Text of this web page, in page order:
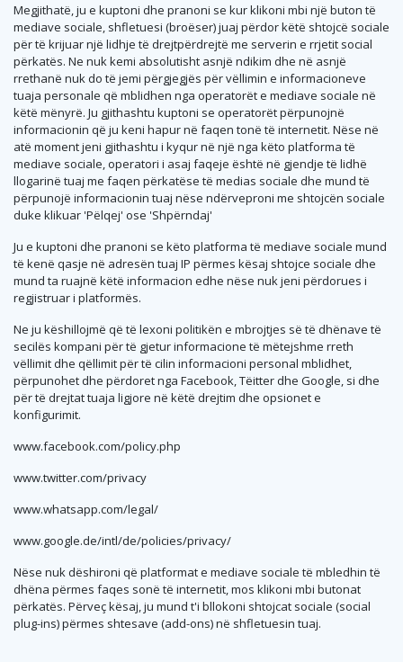
Megjithatë, ju e kuptoni dhe pranoni se kur klikoni mbi një buton të
mediave sociale, shfletuesi (broëser) juaj përdor këtë shtojcë sociale
për të krijuar një lidhje të drejtpërdrejtë me serverin e rrjetit social
përkatës. Ne nuk kemi absolutisht asnjë ndikim dhe në asnjë
rrethanë nuk do të jemi përgjegjës për vëllimin e informacioneve
tuaja personale që mblidhen nga operatorët e mediave sociale në
këtë mënyrë. Ju gjithashtu kuptoni se operatorët përpunojnë
informacionin që ju keni hapur në faqen tonë të internetit. Nëse në
atë moment jeni gjithashtu i kyqur në një nga këto platforma të
mediave sociale, operatori i asaj faqeje është në gjendje të lidhë
llogarinë tuaj me faqen përkatëse të medias sociale dhe mund të
përpunojë informacionin tuaj nëse ndërveproni me shtojcën sociale
duke klikuar 'Pëlqej' ose 'Shpërndaj'
Ju e kuptoni dhe pranoni se këto platforma të mediave sociale mund
të kenë qasje në adresën tuaj IP përmes kësaj shtojce sociale dhe
mund ta ruajnë këtë informacion edhe nëse nuk jeni përdorues i
regjistruar i platformës.
Ne ju këshillojmë që të lexoni politikën e mbrojtjes së të dhënave të
secilës kompani për të gjetur informacione të mëtejshme rreth
vëllimit dhe qëllimit për të cilin informacioni personal mblidhet,
përpunohet dhe përdoret nga Facebook, Tëitter dhe Google, si dhe
për të drejtat tuaja ligjore në këtë drejtim dhe opsionet e
konfigurimit.
www.facebook.com/policy.php
www.twitter.com/privacy
www.whatsapp.com/legal/
www.google.de/intl/de/policies/privacy/
Nëse nuk dëshironi që platformat e mediave sociale të mbledhin të
dhëna përmes faqes sonë të internetit, mos klikoni mbi butonat
përkatës. Përveç kësaj, ju mund t'i bllokoni shtojcat sociale (social
plug-ins) përmes shtesave (add-ons) në shfletuesin tuaj.